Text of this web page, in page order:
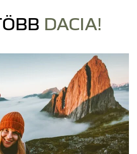
DACIA!